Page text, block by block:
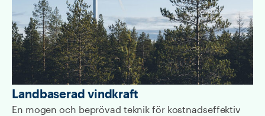
Landbaserad vindkraft
En mogen och beprövad teknik för kostnadseffektiv